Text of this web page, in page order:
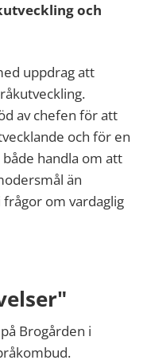
och
uppdrag att
av chefen för att
och för en
handla om att
än
om vardaglig
Brogården i